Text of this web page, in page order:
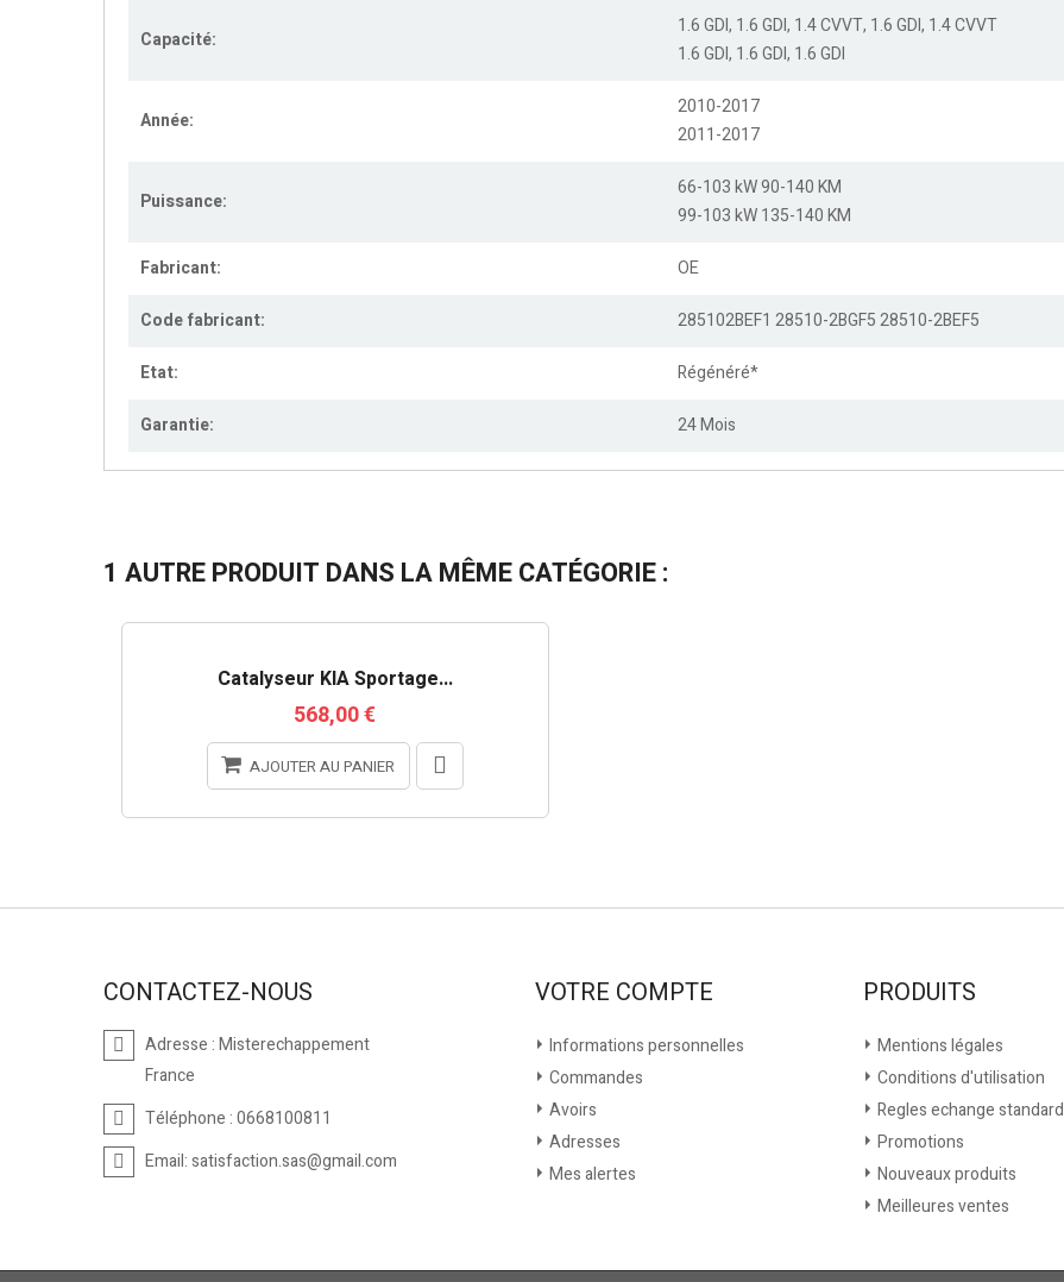
Capacité:
1.6 GDI, 1.6 GDI, 1.4 CVVT, 1.6 GDI, 1.4 CVVT
1.6 GDI, 1.6 GDI, 1.6 GDI
Année:
2010-2017
2011-2017
Puissance:
66-103 kW 90-140 KM
99-103 kW 135-140 KM
Fabricant: OE
Code fabricant: 285102BEF1 28510-2BGF5 28510-2BEF5
Etat: Régénéré*
Garantie: 24 Mois
1 AUTRE PRODUIT DANS LA MÊME CATÉGORIE :
Catalyseur KIA Sportage...
568,00 €
AJOUTER AU PANIER
CONTACTEZ-NOUS
Adresse :Misterechappement
France
Téléphone :0668100811
Email:satisfaction.sas@gmail.com
VOTRE COMPTE
Informations personnelles
Commandes
Avoirs
Adresses
Mes alertes
PRODUITS
Mentions légales
Conditions d'utilisation
Regles echange standard
Promotions
Nouveaux produits
Meilleures ventes